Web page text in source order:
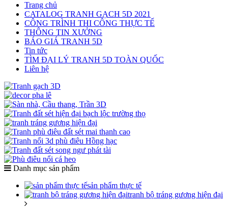
Trang chủ
CATALOG TRANH GẠCH 5D 2021
CÔNG TRÌNH THI CÔNG THỰC TẾ
THÔNG TIN XƯỞNG
BÁO GIÁ TRANH 5D
Tin tức
TÌM ĐẠI LÝ TRANH 5D TOÀN QUỐC
Liên hệ
Danh mục sản phẩm
sản phẩm thực tế
tranh bộ tráng gương hiện đại